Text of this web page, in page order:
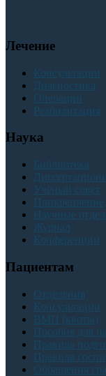
Лечение
Консультации
Диагностика
Операции
Реабилитация
Наука
Библиотека
Учёный совет
Прикрепление
Научные
Журнал
Конференции
Пациентам
Отделения
Консультации
ВМП (квоты)
Пособия для
Правила
Правила
Обращения